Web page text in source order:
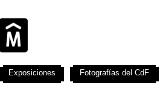
Exposiciones Fotografías del CdF